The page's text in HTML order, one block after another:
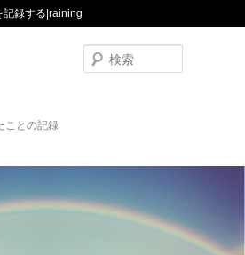
記録する|raining
ことの記録